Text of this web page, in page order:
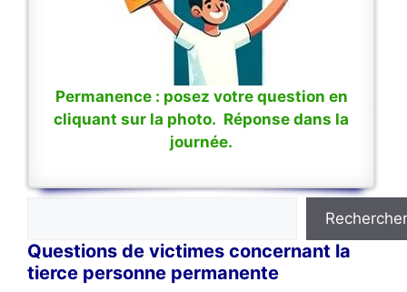
Permanence : posez votre question en
cliquant sur la photo. Réponse dans la
journée.
Rechercher
Questions de victimes concernant la
tierce personne permanente